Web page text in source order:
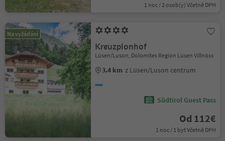
1 noc / 2 osob(y) Včetně DPH
Na vyžádání
Kreuzplonhof
Lüsen/Luson, Dolomites Region Lüsen Villnöss
3.4 km z Lüsen/Luson centrum
Südtirol Guest Pass
Od 112€
1 noc / 1 byt Včetně DPH